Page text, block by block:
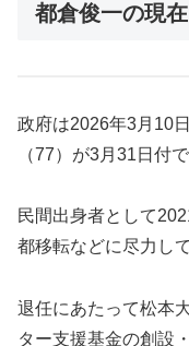
都倉俊一の現
政府は2026年3月10
（77）が3月31日付
民間出身者として
都移転などに尽力し
退任にあたって松本
ター支援基金の創設